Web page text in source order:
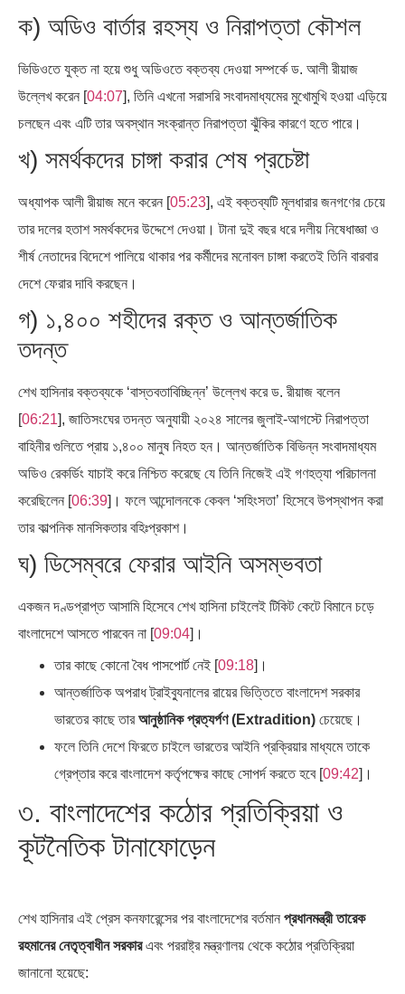
ক) অডিও বার্তার রহস্য ও নিরাপত্তা কৌশল
ভিডিওতে যুক্ত না হয়ে শুধু অডিওতে বক্তব্য দেওয়া সম্পর্কে ড. আলী রীয়াজ
উল্লেখ করেন [04:07], তিনি এখনো সরাসরি সংবাদমাধ্যমের মুখোমুখি হওয়া এড়িয়ে
চলছেন এবং এটি তার অবস্থান সংক্রান্ত নিরাপত্তা ঝুঁকির কারণে হতে পারে।
খ) সমর্থকদের চাঙ্গা করার শেষ প্রচেষ্টা
অধ্যাপক আলী রীয়াজ মনে করেন [05:23], এই বক্তব্যটি মূলধারার জনগণের চেয়ে
তার দলের হতাশ সমর্থকদের উদ্দেশে দেওয়া। টানা দুই বছর ধরে দলীয় নিষেধাজ্ঞা ও
শীর্ষ নেতাদের বিদেশে পালিয়ে থাকার পর কর্মীদের মনোবল চাঙ্গা করতেই তিনি বারবার
দেশে ফেরার দাবি করছেন।
গ) ১,৪০০ শহীদের রক্ত ও আন্তর্জাতিক
তদন্ত
শেখ হাসিনার বক্তব্যকে ‘বাস্তবতাবিচ্ছিন্ন’ উল্লেখ করে ড. রীয়াজ বলেন
[06:21], জাতিসংঘের তদন্ত অনুযায়ী ২০২৪ সালের জুলাই-আগস্টে নিরাপত্তা
বাহিনীর গুলিতে প্রায় ১,৪০০ মানুষ নিহত হন। আন্তর্জাতিক বিভিন্ন সংবাদমাধ্যম
অডিও রেকর্ডিং যাচাই করে নিশ্চিত করেছে যে তিনি নিজেই এই গণহত্যা পরিচালনা
করেছিলেন [06:39]। ফলে আন্দোলনকে কেবল ‘সহিংসতা’ হিসেবে উপস্থাপন করা
তার কাল্পনিক মানসিকতার বহিঃপ্রকাশ।
ঘ) ডিসেম্বরে ফেরার আইনি অসম্ভবতা
একজন দণ্ডপ্রাপ্ত আসামি হিসেবে শেখ হাসিনা চাইলেই টিকিট কেটে বিমানে চড়ে
বাংলাদেশে আসতে পারবেন না [09:04]।
তার কাছে কোনো বৈধ পাসপোর্ট নেই [09:18]।
আন্তর্জাতিক অপরাধ ট্রাইব্যুনালের রায়ের ভিত্তিতে বাংলাদেশ সরকার
ভারতের কাছে তারআনুষ্ঠানিক প্রত্যর্পণ (Extradition) চেয়েছে।
ফলে তিনি দেশে ফিরতে চাইলে ভারতের আইনি প্রক্রিয়ার মাধ্যমে তাকে
গ্রেপ্তার করে বাংলাদেশ কর্তৃপক্ষের কাছে সোপর্দ করতে হবে [09:42]।
৩. বাংলাদেশের কঠোর প্রতিক্রিয়া ও
কূটনৈতিক টানাফোড়েন
শেখ হাসিনার এই প্রেস কনফারেন্সের পর বাংলাদেশের বর্তমান প্রধানমন্ত্রী তারেক
রহমানের নেতৃত্বাধীন সরকারএবং পররাষ্ট্র মন্ত্রণালয় থেকে কঠোর প্রতিক্রিয়া
জানানো হয়েছে: